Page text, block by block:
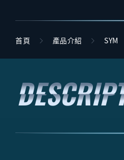
首頁 產品介紹 SYM